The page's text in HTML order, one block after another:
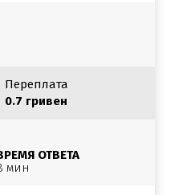
Переплата
0.7 гривен
ОТВЕТА
мин